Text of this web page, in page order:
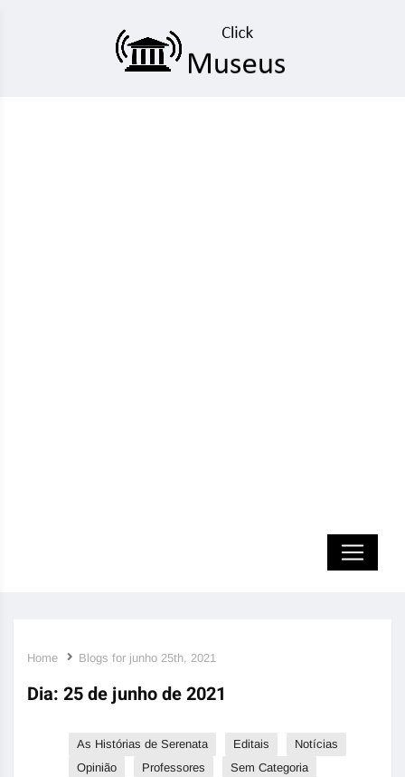
Home Blogs for junho 25th, 2021
Dia: 25 de junho de 2021
As Histórias de Serenata Editais
Notícias
Opinião
Professores
Sem Categoria